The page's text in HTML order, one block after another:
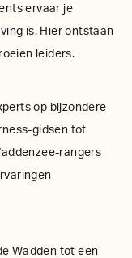
ervaar je
is. Hier ontstaan
leiders.
op bijzondere
gidsen tot
rangers
Wadden tot een